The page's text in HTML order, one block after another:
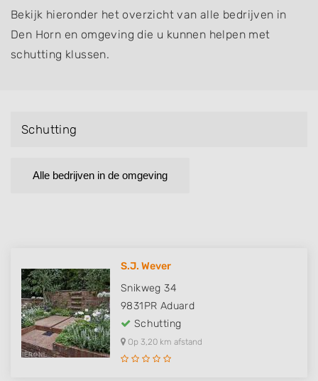
Bekijk hieronder het overzicht van alle bedrijven in
Den Horn en omgeving die u kunnen helpen met
schutting klussen.
Schutting
Alle bedrijven in de omgeving
S.J. Wever
Snikweg 34
9831PR Aduard
Schutting
Op 3,20 km afstand